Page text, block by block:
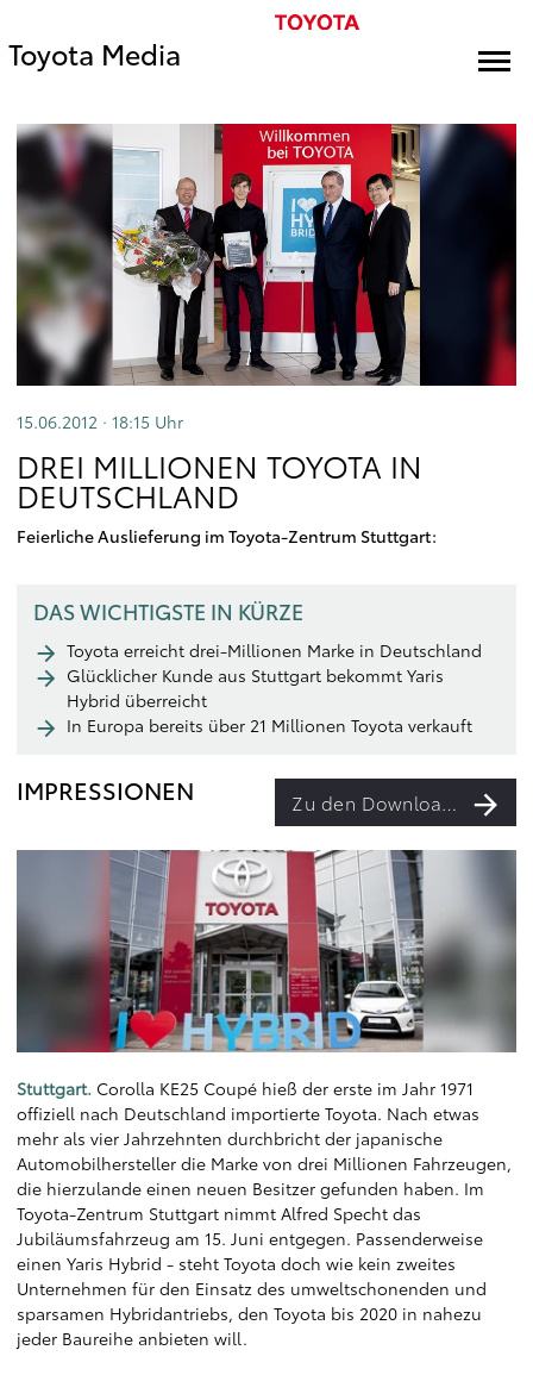
Toyota Media
15.06.2012 · 18:15 Uhr
DREI MILLIONEN TOYOTA IN
DEUTSCHLAND
Feierliche Auslieferung im Toyota-Zentrum Stuttgart:
DAS WICHTIGSTE IN KÜRZE
Toyota erreicht drei-Millionen Marke in Deutschland
Glücklicher Kunde aus Stuttgart bekommt Yaris
Hybrid überreicht
In Europa bereits über 21 Millionen Toyota verkauft
IMPRESSIONEN Zu den Downloads
Stuttgart. Corolla KE25 Coupé hieß der erste im Jahr 1971
offiziell nach Deutschland importierte Toyota. Nach etwas
mehr als vier Jahrzehnten durchbricht der japanische
Automobilhersteller die Marke von drei Millionen Fahrzeugen,
die hierzulande einen neuen Besitzer gefunden haben. Im
Toyota-Zentrum Stuttgart nimmt Alfred Specht das
Jubiläumsfahrzeug am 15. Juni entgegen. Passenderweise
einen Yaris Hybrid - steht Toyota doch wie kein zweites
Unternehmen für den Einsatz des umweltschonenden und
sparsamen Hybridantriebs, den Toyota bis 2020 in nahezu
jeder Baureihe anbieten will.